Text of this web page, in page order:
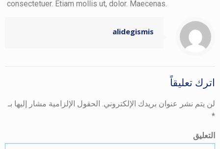
consectetuer. Etiam mollis ut, dolor. Maecenas.
alidegismis
اترك تعليقاً
لن يتم نشر عنوان بريدك الإلكتروني. الحقول الإلزامية مشار إليها بـ
*
التعليق